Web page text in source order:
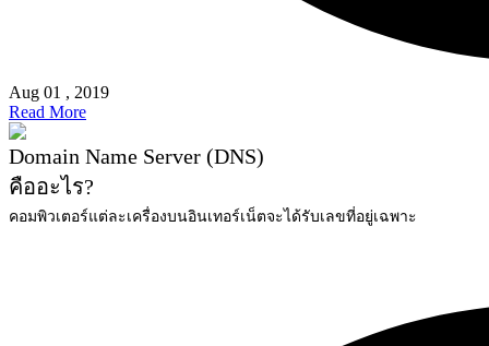
Aug 01 , 2019
Read More
Domain Name Server (DNS)
คืออะไร?
คอมพิวเตอร์แต่ละเครื่องบนอินเทอร์เน็ตจะได้รับเลขที่อยู่เฉพาะ